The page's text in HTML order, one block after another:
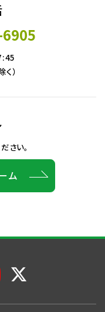
く）
さい。
ム